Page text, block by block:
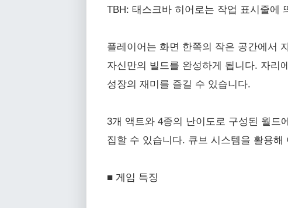
TBH: 태스크바 히어로는 작업 표시줄에
플레이어는 화면 한쪽의 작은 공간에서
자신만의 빌드를 완성하게 됩니다. 자리
성장의 재미를 즐길 수 있습니다.
3개 액트와 4종의 난이도로 구성된 월드
집할 수 있습니다. 큐브 시스템을 활용
■ 게임 특징